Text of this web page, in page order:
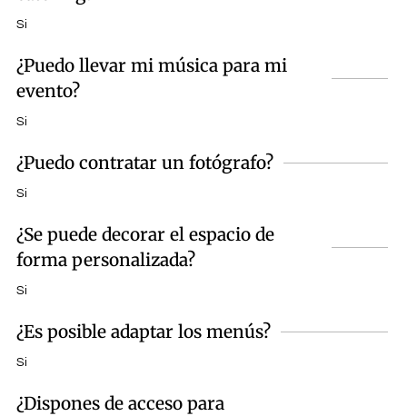
Si
¿Puedo llevar mi música para mi
evento?
Si
¿Puedo contratar un fotógrafo?
Si
¿Se puede decorar el espacio de
forma personalizada?
Si
¿Es posible adaptar los menús?
Si
¿Dispones de acceso para